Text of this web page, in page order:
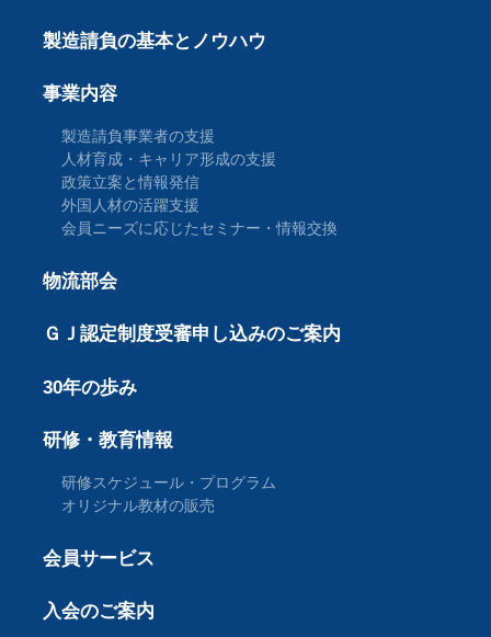
製造請負の基本とノウハウ
事業内容
製造請負事業者の支援
人材育成・キャリア形成の支援
政策立案と情報発信
外国人材の活躍支援
会員ニーズに応じたセミナー・情報交換
物流部会
ＧＪ認定制度受審申し込みのご案内
30年の歩み
研修・教育情報
研修スケジュール・プログラム
オリジナル教材の販売
会員サービス
入会のご案内